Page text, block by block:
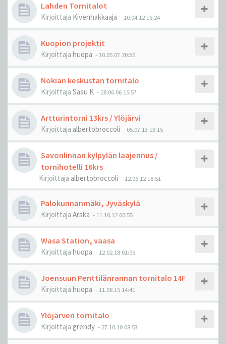
Lahden Tornitalot
Kirjoittaja Kivenhakkaaja - 10.04.12 16:24
Kuopion projektit
Kirjoittaja huopa -30.05.07 20:35
Nokian keskustan tornitalo
Kirjoittaja Sasu K - 28.06.06 15:57
Artturintorni 13krs / Ylöjärvi
Kirjoittaja albertobroccoli - 05.07.13 13:15
Savonlinnan kylpylän laajennus /
tornihotelli 16krs
Kirjoittaja albertobroccoli - 12.06.12 18:51
Palokunnanmäki, Jyväskylä
Kirjoittaja Arska - 11.10.12 00:55
Wasa Station, vaasa
Kirjoittaja huopa - 12.02.18 01:06
Joensuun Penttilänrannan tornitalo 14F
Kirjoittaja huopa - 11.08.15 14:41
Ylöjärven tornitalo
Kirjoittaja grendy - 27.10.10 08:53